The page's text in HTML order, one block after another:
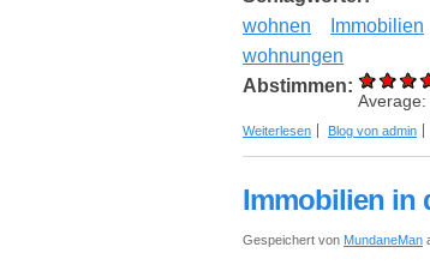
wohnen
Immobilien
wohnungen
Abstimmen:
Average:
Weiterlesen überBlog von admin
Immobilien in
Gespeichert von MundaneMan